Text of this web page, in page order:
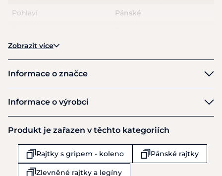
Pohlaví
Pánské
Zobrazit více
Informace o značce
Kingsland
Informace o výrobci
Kingsland DK ApS
Niels Bohrs Vej 2
DK7430
Produkt je zařazen v těchto kategoriích
Rajtky s gripem - koleno Pánské rajtky
Zlevněné rajtky a legíny